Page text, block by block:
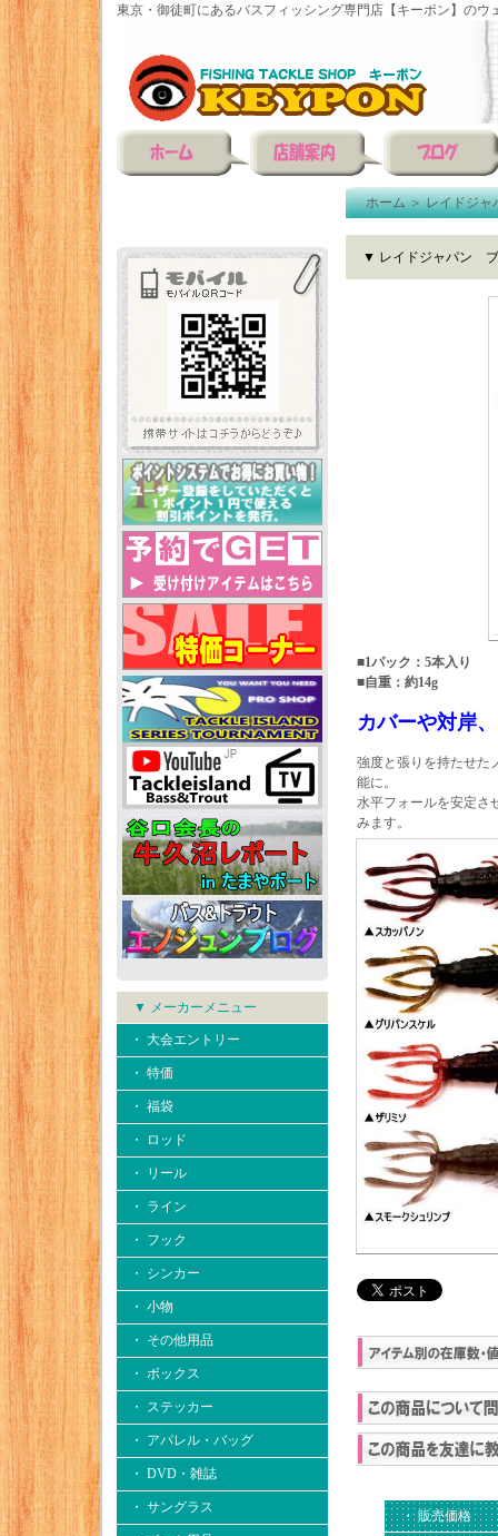
東京・御徒町にあるバスフィッシング専門店【キーポン】のウ
▼ メーカーメニュー
・ 大会エントリー
・ 特価
・ 福袋
・ ロッド
・ リール
・ ライン
・ フック
・ シンカー
・ 小物
・ その他用品
・ ボックス
・ ステッカー
・ アパレル・バッグ
・ DVD・雑誌
・ サングラス
ホーム＞レイドジャ
▼ レイドジャパン
■1パック：5本入り
■自重：約14g
カバーや対岸
強度と張りを持たせた
能に。
水平フォールを安定さ
みます。
・ 販売価格